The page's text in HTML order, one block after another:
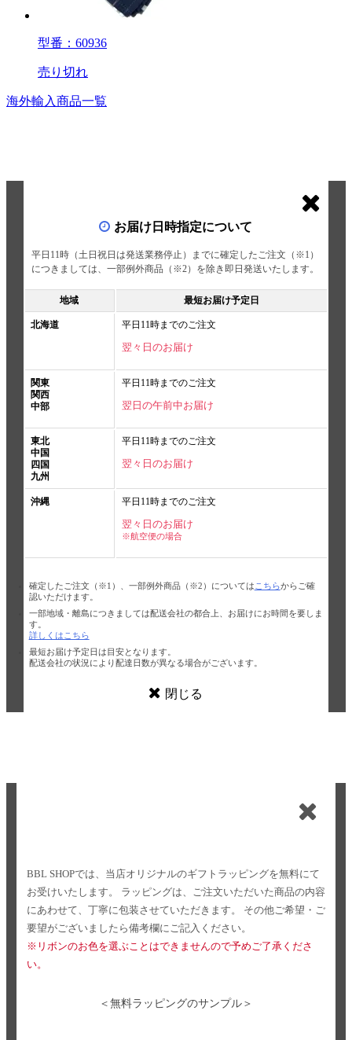
型番：60936
売り切れ
海外輸入商品一覧
お届け日時指定について
平日11時（土日祝日は発送業務停止）までに確定したご注文（※1）
につきましては、一部例外商品（※2）を除き即日発送いたします。
地域 最短お届け予定日
北海道 平日11時までのご注文
翌々日のお届け
関東
関西
中部
平日11時までのご注文
翌日の午前中お届け
東北
中国
四国
九州
平日11時までのご注文
翌々日のお届け
沖縄 平日11時までのご注文
翌々日のお届け
※航空便の場合
確定したご注文（※1）、一部例外商品（※2）については こちらからご確
認いただけます。
一部地域・離島につきましては配送会社の都合上、お届けにお時間を要しま
す。
詳しくはこちら
最短お届け予定日は目安となります。
配送会社の状況により配達日数が異なる場合がございます。
閉じる
BBL SHOPでは、当店オリジナルのギフトラッピングを無料にて
お受けいたします。
ラッピングは、ご注文いただいた商品の内容
にあわせて、丁寧に包装させていただきます。
その他ご希望・ご
要望がございましたら備考欄にご記入ください。
※リボンのお色を選ぶことはできませんので予めご了承くださ
い。
＜無料ラッピングのサンプル＞